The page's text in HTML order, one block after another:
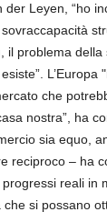
Leyen, “ho
il problema della
L’Europa
che
nostra”, ha
sia equo,
reciproco – ha
reali in
si possano